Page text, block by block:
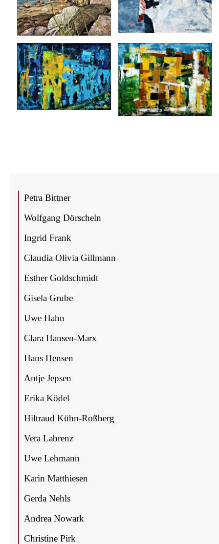
Petra Bitt­ner
Wolf­gang Dörscheln
Ingrid Frank
Clau­dia Oli­via Gillmann
Esther Gold­schmidt
Gise­la Grube
Uwe Hahn
Cla­ra Hansen-Marx
Hans Hen­sen
Ant­je Jepsen
Eri­ka Ködel
Hil­traud Kühn-Roßberg
Vera Lab­renz
Uwe Leh­mann
Karin Mat­thie­sen
Ger­da Nehls
Andrea Nowark
Chris­ti­ne Pirk